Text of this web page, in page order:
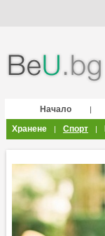
Начало |
Хранене
| Спорт |